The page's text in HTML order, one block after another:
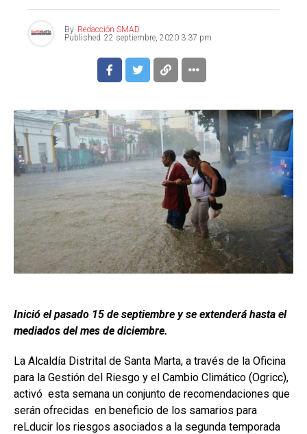
By Redacción SMAD
Published 22 septiembre, 2020 3:37 pm
Inició el pasado 15 de septiembre y se extenderá hasta el
mediados del mes de diciembre.
La Alcaldía Distrital de Santa Marta, a través de la Oficina
para la Gestión del Riesgo y el Cambio Climático (Ogricc),
activó esta semana un conjunto de recomendaciones que
serán ofrecidas en beneficio de los samarios para
reLducir los riesgos asociados a la segunda temporada